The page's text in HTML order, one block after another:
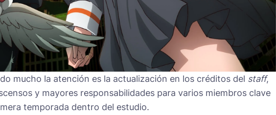
mucho la atención es la actualización en los créditos del staff,
y mayores responsabilidades para varios miembros clave
temporada dentro del estudio.